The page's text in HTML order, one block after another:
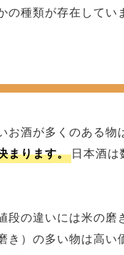
種類が存在してい
酒が多くのある物
まります。 日本酒
の違いには米の磨
き）の多い物は高